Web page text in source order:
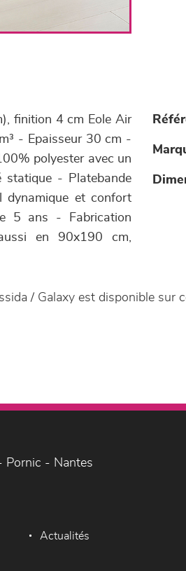
finition 4 cm Eole Air
- Epaisseur 30 cm -
polyester avec un
statique - Platebande
dynamique et confort
5 ans - Fabrication
en 90x190 cm,
/ Galaxy est disponible sur
Pornic - Nantes
Actualités